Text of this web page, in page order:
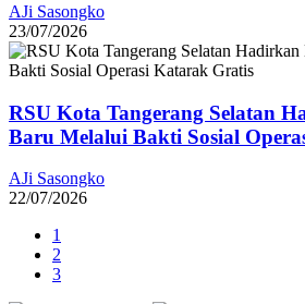
AJi Sasongko
23/07/2026
RSU Kota Tangerang Selatan
Baru Melalui Bakti Sosial
AJi Sasongko
22/07/2026
1
2
3